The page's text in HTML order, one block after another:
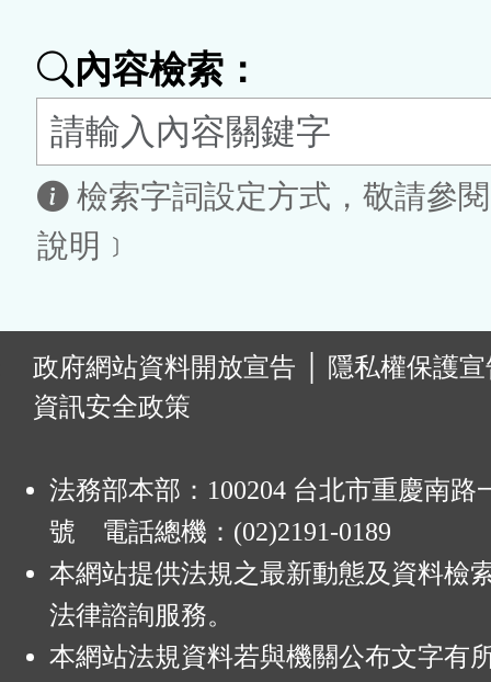
按
鈕
區
內容檢索：
檢索字詞設定方式，敬請參
說明﹞
政府網站資料開放宣告
隱私權保護
資訊安全政策
法務部本部：100204 台北市重慶南路
號 電話總機：(02)2191-0189
本網站提供法規之最新動態及資料檢
法律諮詢服務。
本網站法規資料若與機關公布文字有